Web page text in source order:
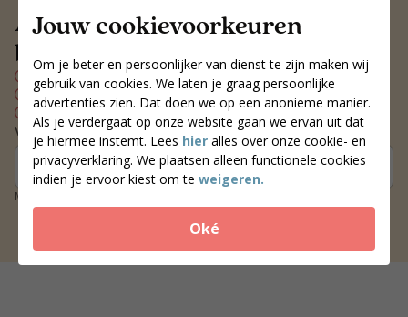
Jouw cookievoorkeuren
Om je beter en persoonlijker van dienst te zijn maken wij
gebruik van cookies. We laten je graag persoonlijke
advertenties zien. Dat doen we op een anonieme manier.
Als je verdergaat op onze website gaan we ervan uit dat
je hiermee instemt. Lees hier alles over onze cookie- en
privacyverklaring. We plaatsen alleen functionele cookies
indien je ervoor kiest om te weigeren.
Oké
Altijd een voedingscoach
bij jou in de buurt
Persoonlijk voedingsplan
Wekelijks contact met je coach
Blijvend resultaat
Vind een coach bij jou in de buurt
Zoek coaches
Meer dan 250 locaties door heel Nederland